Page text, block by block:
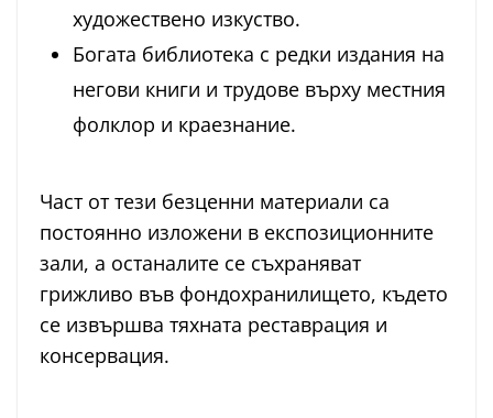
художествено изкуство.
Богата библиотека с редки издания на
негови книги и трудове върху местния
фолклор и краезнание.
Част от тези безценни материали са
постоянно изложени в експозиционните
зали, а останалите се съхраняват
грижливо във фондохранилището, където
се извършва тяхната реставрация и
консервация.